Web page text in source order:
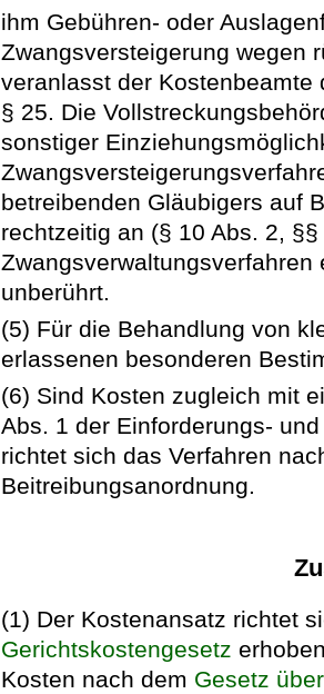
ihm Gebühren- oder
Zwangsversteigerung wegen
veranlasst der
§ 25. Die
sonstiger
betreibenden Gläubigers auf
rechtzeitig an (§ 10 Abs. 2,
unberührt.
(5) Für die Behandlung von
erlassenen besonderen
(6) Sind Kosten zugleich mit
Abs. 1 der Einforderungs-
richtet sich das Verfahren
Beitreibungsanordnung.
(1) Der Kostenansatz richtet
Gerichtskostengesetz
Kosten nach dem Gesetz